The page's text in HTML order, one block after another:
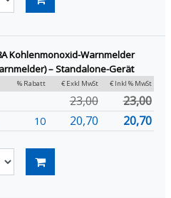
Kohlenmonoxid-Warnmelder
– Standalone-Gerät
% Rabatt € Exkl MwSt € Inkl % MwSt
23,00 23,00
10 20,70 20,70